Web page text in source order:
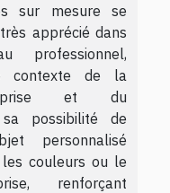
sur mesure se
apprécié dans
professionnel,
contexte de la
et du
sa possibilité de
personnalisé
couleurs ou le
renforçant